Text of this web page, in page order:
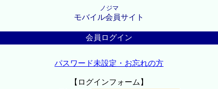
ノジマ
モバイル会員サイト
会員ログイン
パスワード未設定・お忘れの方
【ログインフォーム】